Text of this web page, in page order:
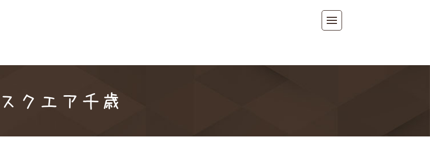
msnw-msquare.jp/public_html/system/wp-content/themes/m-square/single.php
クエア千歳